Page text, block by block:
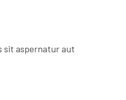
sit aspernatur aut